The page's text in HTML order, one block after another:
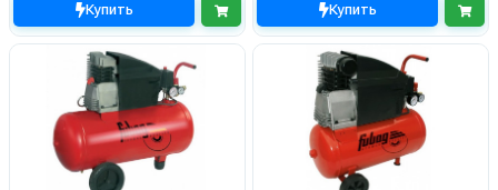
Купить Купить